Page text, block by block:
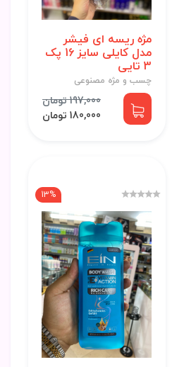
مژه ریسه ای فیشر
مدل کایلی سایز 16 پک
3 تایی
چسب و مژه مصنوعی
197,000 تومان
180,000 تومان
13%